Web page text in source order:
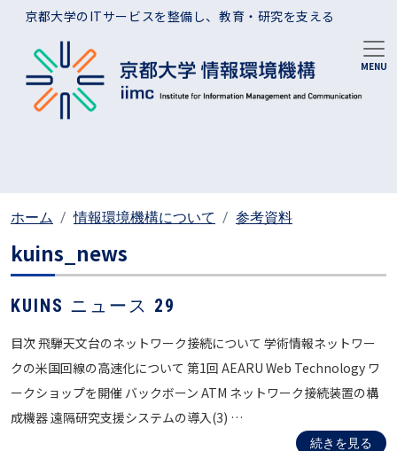
メインコンテンツに移動
京都大学のITサービスを整備し、教育・研究を支える
ホーム 情報環境機構について 参考資料
kuins_news
KUINS ニュース 29
目次 飛騨天文台のネットワーク接続について 学術情報ネットワー
クの米国回線の高速化について 第1回 AEARU Web Technology ワ
ークショップを開催 バックボーン ATM ネットワーク接続装置の構
成機器 遠隔研究支援システムの導入(3) …
続きを見る